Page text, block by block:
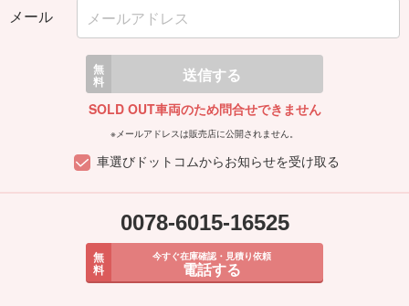
メール
無
料 送信する
SOLD OUT車両のため問合せできません
※メールアドレスは販売店に公開されません。
車選びドットコムからお知らせを受け取る
0078-6015-16525
無
料
今すぐ在庫確認・見積り依頼
電話する